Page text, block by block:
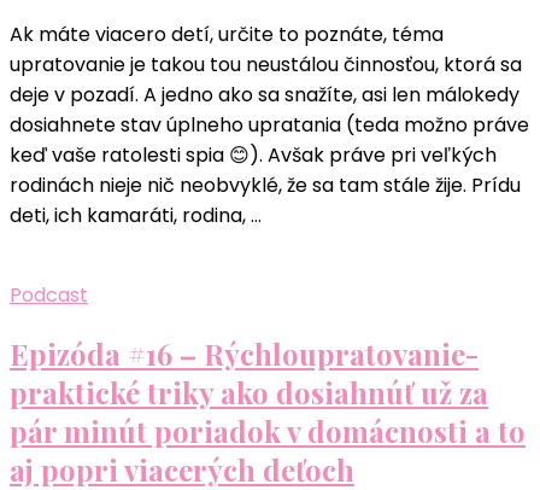
praktické
triky
ako
dosiahnúť
už
v
domácnosti
Ak máte viacero detí, určite to poznáte, téma
upratovanie je takou tou neustálou činnosťou, ktorá sa
deje v pozadí. A jedno ako sa snažíte, asi len málokedy
dosiahnete stav úplneho upratania (teda možno práve
keď vaše ratolesti spia 😊). Avšak práve pri veľkých
rodinách nieje nič neobvyklé, že sa tam stále žije. Prídu
deti, ich kamaráti, rodina, …
Podcast
Epizóda #16 – Rýchloupratovanie-
praktické triky ako dosiahnúť už za
pár minút poriadok v domácnosti a to
aj popri viacerých deťoch